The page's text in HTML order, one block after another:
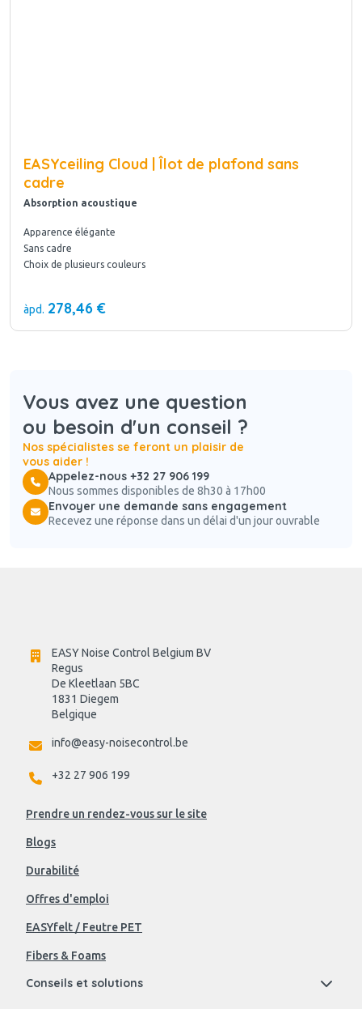
EASYceiling Cloud | Îlot de plafond sans
cadre
Absorption acoustique
Apparence élégante
Sans cadre
Choix de plusieurs couleurs
àpd. 278,46 €
Vous avez une question
ou besoin d'un conseil ?
Nos spécialistes se feront un plaisir de
vous aider !
Appelez-nous +32 27 906 199
Nous sommes disponibles de 8h30 à 17h00
Envoyer une demande sans engagement
Recevez une réponse dans un délai d'un jour ouvrable
EASY Noise Control Belgium BV
Regus
De Kleetlaan 5BC
1831 Diegem
Belgique
info@easy-noisecontrol.be
+32 27 906 199
Prendre un rendez-vous sur le site
Blogs
Durabilité
Offres d'emploi
EASYfelt / Feutre PET
Fibers & Foams
Conseils et solutions